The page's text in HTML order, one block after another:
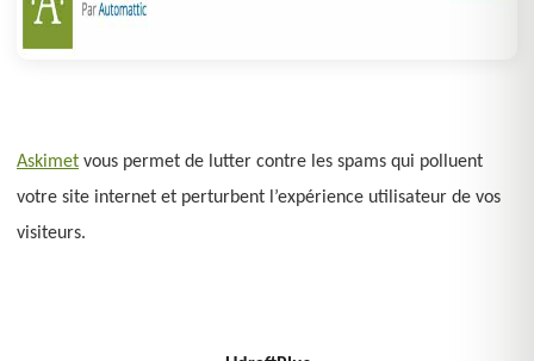
Askimet vous permet de lutter contre les spams qui polluent
votre site internet et perturbent l’expérience utilisateur de vos
visiteurs.